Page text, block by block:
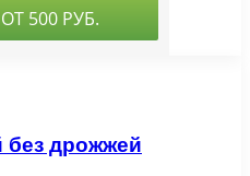
без дрожжей